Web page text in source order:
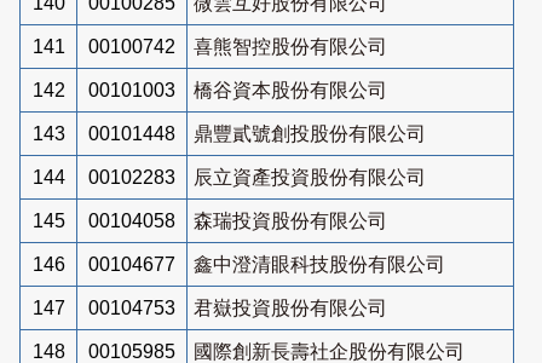
141 00100742 喜熊智控股份有限公司
142 00101003 橋谷資本股份有限公司
143 00101448 鼎豐貳號創投股份有限公司
144 00102283 辰立資產投資股份有限公司
145 00104058 森瑞投資股份有限公司
146 00104677 鑫中澄清眼科技股份有限公司
147 00104753 君嶽投資股份有限公司
148 00105985 國際創新長壽社企股份有限公司